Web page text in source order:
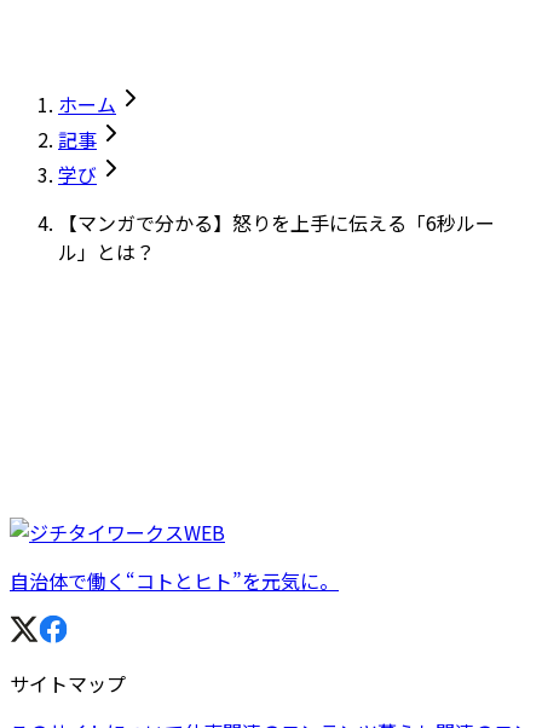
ホーム
記事
学び
【マンガで分かる】怒りを上手に伝える「6秒ルー
ル」とは？
自治体で働く“コトとヒト”を元気に。
サイトマップ